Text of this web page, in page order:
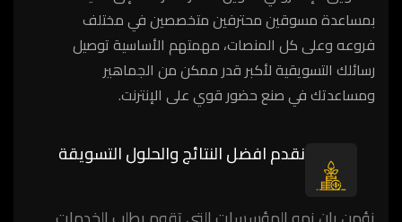
بمساعدة مسوقين محترفين متخصصين في مختلف
فروعه وعلى كل المنصات، مهمتهم الأساسية توصيل
رسائلك التسويقية لأكبر قدر ممكن من الجماهير
ومساعدتك في صنع حضور قوي على الإنترنت.
نقدم افضل النتائج والحلول التسويقة